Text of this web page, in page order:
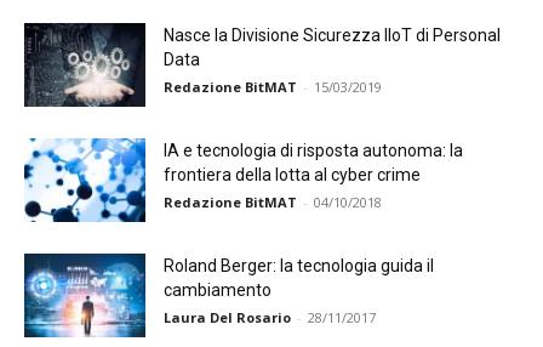
Nasce la Divisione Sicurezza IIoT di Personal
Data
Redazione BitMAT - 15/03/2019
IA e tecnologia di risposta autonoma: la
frontiera della lotta al cyber crime
Redazione BitMAT - 04/10/2018
Roland Berger: la tecnologia guida il
cambiamento
Laura Del Rosario - 28/11/2017